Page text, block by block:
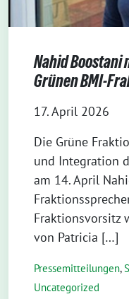
Nahid Boostani
Grünen BMI-
17. April 2026
Die Grüne
und Integration
am 14. April
Fraktionsvorsitz
von Patricia […]
Pressemitteilungen,
Uncategorized